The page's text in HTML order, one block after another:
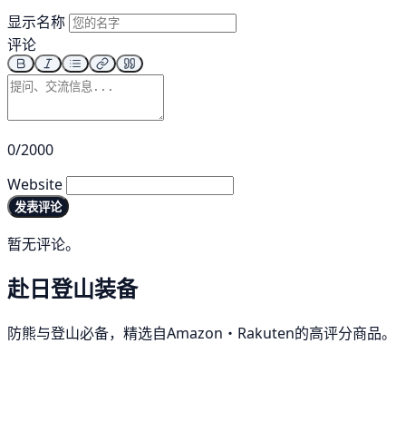
显示名称
评论
0/2000
Website
发表评论
暂无评论。
赴日登山装备
防熊与登山必备，精选自Amazon・Rakuten的高评分商品。